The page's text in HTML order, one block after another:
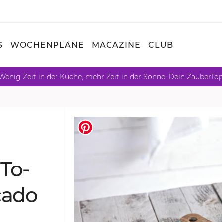
WOCHENPLÄNE MAGAZINE CLUB
Zeit in der Küche, mehr Zeit in der Sonne. Dein